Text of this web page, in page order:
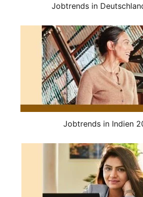
Jobtrends in
Jobtrends in Indien